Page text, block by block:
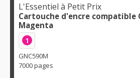
L'Essentiel à Petit Prix
Cartouche d'encre compatible
Magenta
1
GNC590M
7000 pages